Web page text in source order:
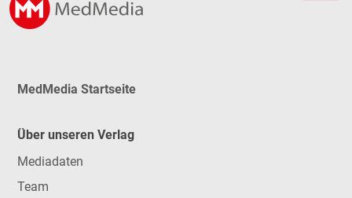
MedMedia Startseite
Über unseren Verlag
Mediadaten
Team